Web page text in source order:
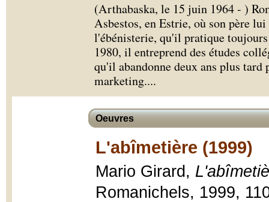
(Arthabaska, le 15 juin 1964 - )
Asbestos, en Estrie, où son père
l'ébénisterie, qu'il pratique
1980, il entreprend des études
qu'il abandonne deux ans plus
marketing....
Oeuvres
L'abîmetière (1999)
Mario Girard,
Romanichels, 1999,